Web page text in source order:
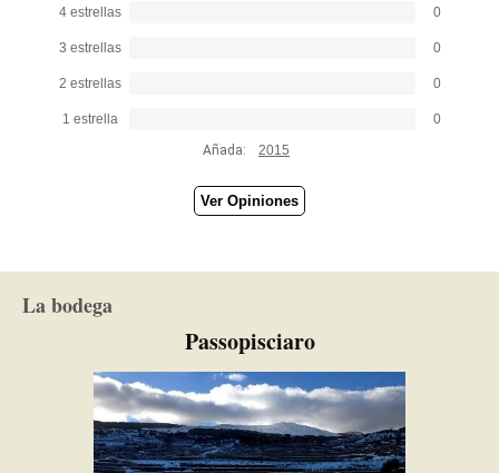
4 estrellas 0
3 estrellas 0
2 estrellas 0
1 estrella
0
Añada:
2015
Ver Opiniones
La bodega
Passopisciaro